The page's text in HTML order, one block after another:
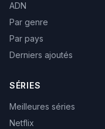
ADN
Par genre
Par pays
Derniers ajoutés
SÉRIES
Meilleures séries
Netflix